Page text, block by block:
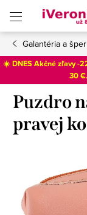
obsah
Galantéria a
☀️ DNES Akčné zľavy -
30
Puzdro
pravej